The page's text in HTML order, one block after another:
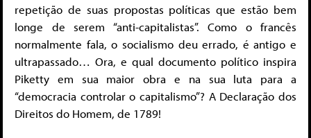
repetição de suas propostas políticas que estão bem
longe de serem “anti-capitalistas”. Como o francês
normalmente fala, o socialismo deu errado, é antigo e
ultrapassado… Ora, e qual documento político inspira
Piketty em sua maior obra e na sua luta para a
“democracia controlar o capitalismo”? A Declaração dos
Direitos do Homem, de 1789!